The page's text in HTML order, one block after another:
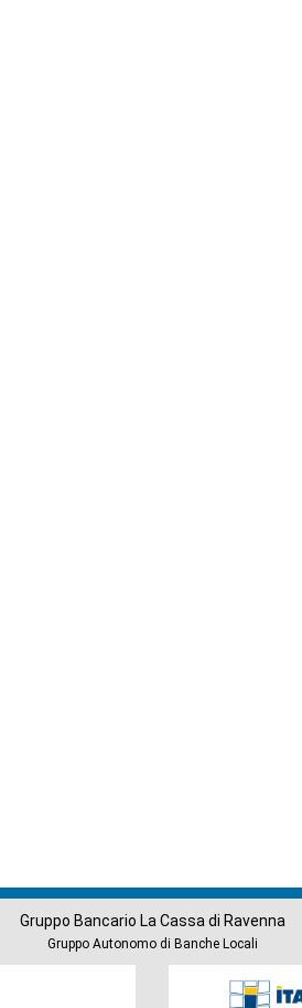
Gruppo Bancario La Cassa di Ravenna
Gruppo Autonomo di Banche Locali
Società